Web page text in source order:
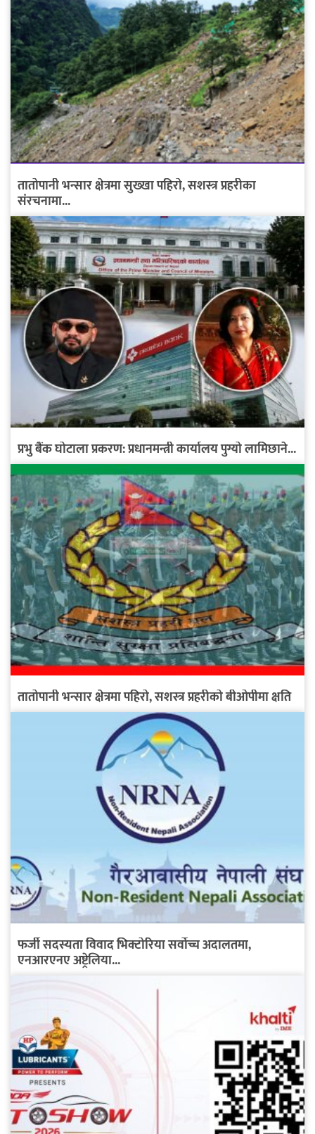
तातोपानी भन्सार क्षेत्रमा सुख्खा पहिरो, सशस्त्र प्रहरीका
संरचनामा...
प्रभु बैंक घोटाला प्रकरण: प्रधानमन्त्री कार्यालय पुग्यो लामिछाने...
तातोपानी भन्सार क्षेत्रमा पहिरो, सशस्त्र प्रहरीको बीओपीमा क्षति
फर्जी सदस्यता विवाद भिक्टोरिया सर्वोच्च अदालतमा,
एनआरएनए अष्ट्रेलिया...